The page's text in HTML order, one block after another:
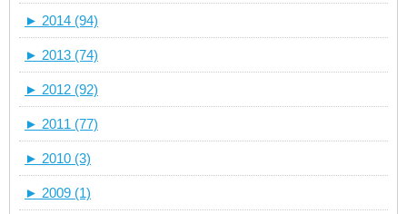
► 2014 (94)
► 2013 (74)
► 2012 (92)
► 2011 (77)
► 2010 (3)
► 2009 (1)